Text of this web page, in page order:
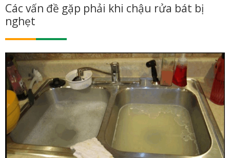
Các vấn đề gặp phải khi chậu rửa bát bị
nghẹt